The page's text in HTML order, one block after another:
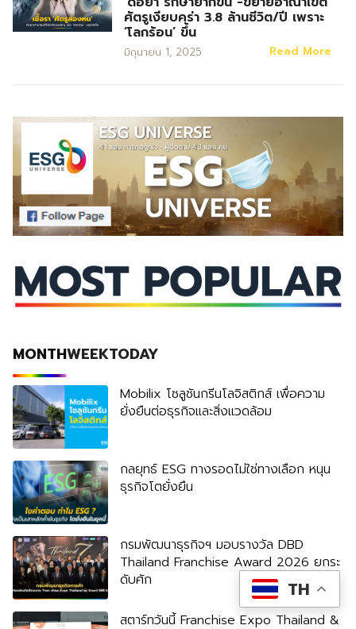
ศัตรูเงียบคร่า 3.8 ล้านชีวิต/ปี เพราะ
‘โลกร้อน’ ขึ้น
มิถุนายน 1, 2025 Read More
MONTHWEEKTODAY
Mobilix โซลูชันกรีนโลจิสติกส์ เพื่อความ
ยั่งยืนต่อธุรกิจและสิ่งแวดล้อม
กลยุทธ์ ESG ทางรอดไม่ใช่ทางเลือก หนุน
ธุรกิจโตยั่งยืน
กรมพัฒนาธุรกิจฯ มอบรางวัล DBD
Thailand Franchise Award 2026 ยกระ
ดับศัก
สตาร์ทวันนี้ Franchise Expo Thailand &
TH